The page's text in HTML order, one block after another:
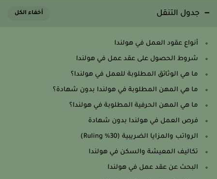
جدول التنقل
أنواع عقود العمل في هولندا
شروط الحصول على عقد عمل في هولندا
ما هي الوثائق المطلوبة للعمل في هولندا؟
ما هي المهن المطلوبة في هولندا بدون شهادة؟
ما هي المهن الحرفية المطلوبة في هولندا؟
فرص العمل في هولندا بدون شهادة
الرواتب والمزايا الضريبية (30% Ruling)
تكاليف المعيشة والسكن في هولندا
البحث عن عقد عمل في هولندا